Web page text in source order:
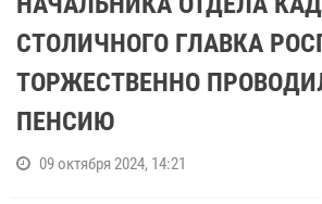
СТОЛИЧНОГО ГЛАВКА
ТОРЖЕСТВЕННО
ПЕНСИЮ
09 октября 2024, 14:21